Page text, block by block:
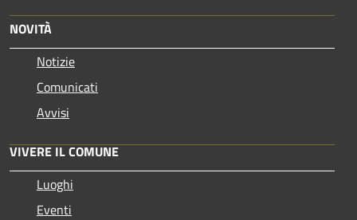
NOVITÀ
Notizie
Comunicati
Avvisi
VIVERE IL COMUNE
Luoghi
Eventi